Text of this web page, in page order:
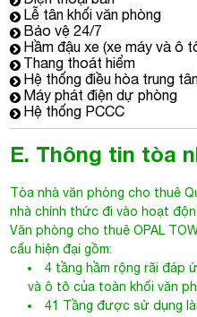
Tòa nhà văn phòng cho thuê
nhà chính thức đi vào hoạt
Văn phòng cho thuêOPAL
cấu hiện đại gồm:
4 tầng hầm rộng rãi đáp
và ô tô của toàn khối văn
41 Tầng được sử dụng
2 thang thoát hiểm – 8
Hợp đồng thuê tối thiểu 3
theo quý. Tòa nhà văn phòng
Tower, khách hàng có thể
nhau, từ nhỏ nhất là 100 m2
Dù chỉ mới được đưa vào
những dịch vụ và tiện ích mà
cao ốc Opal Tower luôn